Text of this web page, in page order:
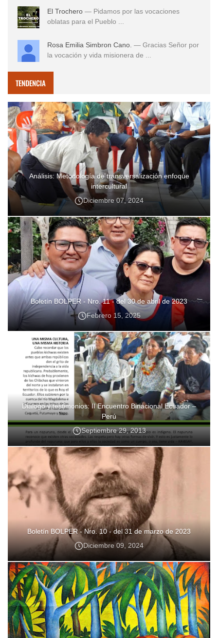
El Trochero — Pidamos por las vocaciones
oblatas para el Pueblo ...
Rosa Emilia Simbron Cano. — Gracias Señor por
la vocación y vida misionera de ...
TENDENCIA
Análisis: Metodología de transversalización enfoque
intercultural
Diciembre 07, 2024
Boletín BOLPER - Nro. 11 - del 30 de abril de 2023
Febrero 15, 2025
Diálogo y testimonios: II Encuentro Binacional Ecuador –
Perú
Septiembre 29, 2013
Boletín BOLPER - Nro. 10 - del 31 de marzo de 2023
Diciembre 09, 2024